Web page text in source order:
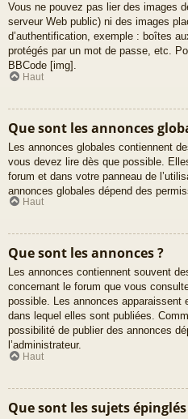
Vous ne pouvez pas lier des images
serveur Web public) ni des images
d’authentification, exemple : boîtes
protégés par un mot de passe, etc.
BBCode [img].
Haut
Que sont les annonces
Les annonces globales contiennent
vous devez lire dès que possible.
forum et dans votre panneau de
annonces globales dépend des
Haut
Que sont les annonces ?
Les annonces contiennent souvent
concernant le forum que vous
possible. Les annonces apparaissent
dans lequel elles sont publiées.
possibilité de publier des annonces
l’administrateur.
Haut
Que sont les sujets épinglés